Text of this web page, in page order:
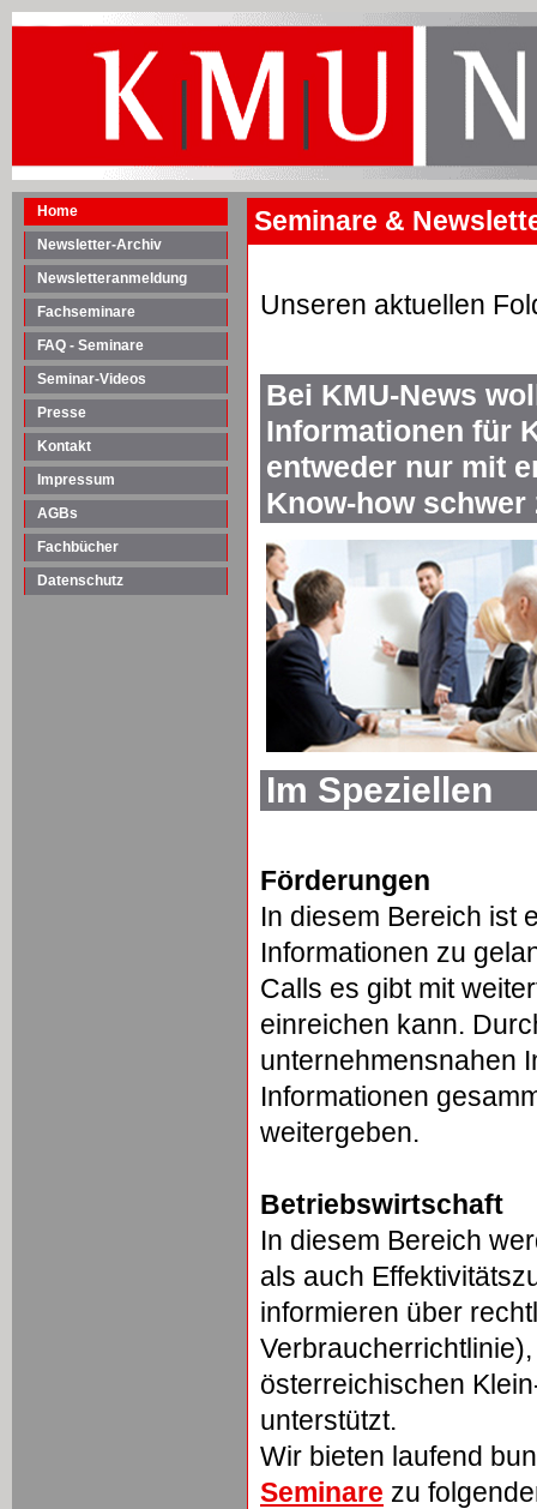
Home
Newsletter-Archiv
Newsletteranmeldung
Fachseminare
FAQ - Seminare
Seminar-Videos
Presse
Kontakt
Impressum
AGBs
Fachbücher
Datenschutz
Seminare &
Unseren aktuellen
Bei KMU-News
Informationen für
entweder nur mit
Know-how
Im Speziellen
Förderungen
In diesem Bereich ist
Informationen zu
Calls es gibt mit
einreichen kann.
unternehmensnahen
Informationen
weitergeben.
Betriebswirtschaft
In diesem Bereich
als auch
informieren über
österreichischen
unterstützt.
Wir bieten laufend
Seminare zu